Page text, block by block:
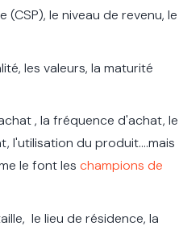
le niveau de revenu, le
les valeurs, la maturité
, la fréquence d'achat, le
l'utilisation du produit....mais
le font les champions de
le lieu de résidence, la